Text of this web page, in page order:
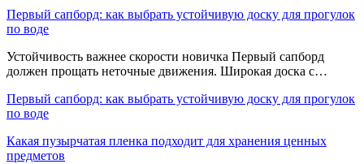
Первый сапборд: как выбрать устойчивую доску для прогулок
по воде
Устойчивость важнее скорости новичка Первый сапборд
должен прощать неточные движения. Широкая доска с…
Первый сапборд: как выбрать устойчивую доску для прогулок
по воде
Какая пузырчатая пленка подходит для хранения ценных
предметов